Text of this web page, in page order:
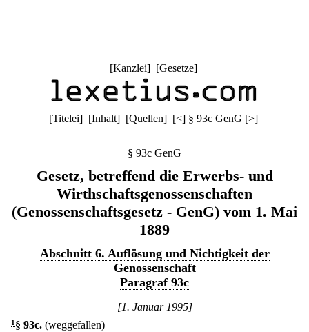
[Kanzlei] [Gesetze]
[Titelei] [Inhalt] [Quellen] [<] § 93c GenG [>]
§ 93c GenG
Gesetz, betreffend die Erwerbs- und
Wirthschaftsgenossenschaften
(Genossenschaftsgesetz - GenG) vom 1. Mai
1889
Abschnitt 6. Auflösung und Nichtigkeit der
Genossenschaft
Paragraf 93c
[1. Januar 1995]
1 § 93c. (weggefallen)